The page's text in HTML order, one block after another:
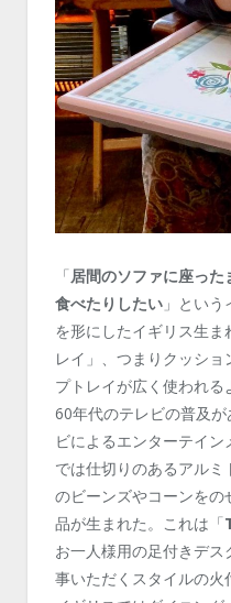
「居間のソファに座っ
食べたりしたい 」とい
を形にしたイギリス生ま
レイ」、つまりクッシ
プトレイが広く使われ
60年代のテレビの普及
ビによるエンターテイ
では仕切りのあるアル
のビーンズやコーンを
品が生まれた。これは「
お一人様用の足付きデ
事いただくスタイルの火